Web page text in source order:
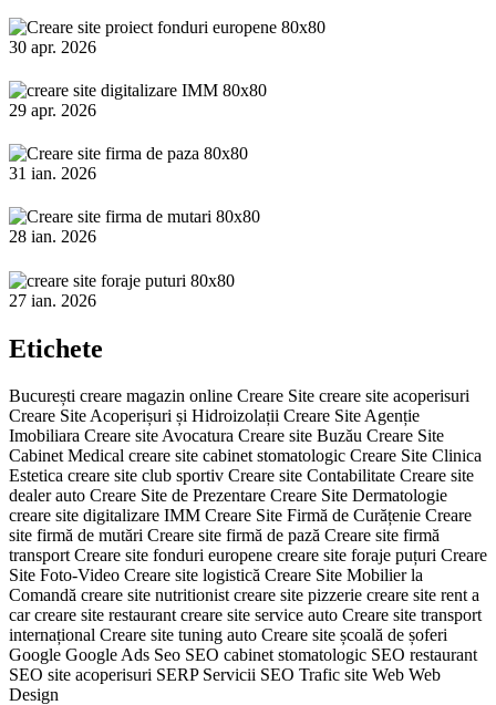
30 apr. 2026
29 apr. 2026
31 ian. 2026
28 ian. 2026
27 ian. 2026
Etichete
București creare magazin online Creare Site creare site acoperisuri
Creare Site Acoperișuri și Hidroizolații Creare Site Agenție
Imobiliara Creare site Avocatura Creare site Buzău Creare Site
Cabinet Medical creare site cabinet stomatologic Creare Site Clinica
Estetica creare site club sportiv Creare site Contabilitate Creare site
dealer auto Creare Site de Prezentare Creare Site Dermatologie
creare site digitalizare IMM Creare Site Firmă de Curățenie Creare
site firmă de mutări Creare site firmă de pază Creare site firmă
transport Creare site fonduri europene creare site foraje puțuri Creare
Site Foto-Video Creare site logistică Creare Site Mobilier la
Comandă creare site nutritionist creare site pizzerie creare site rent a
car creare site restaurant creare site service auto Creare site transport
internațional Creare site tuning auto Creare site școală de șoferi
Google Google Ads Seo SEO cabinet stomatologic SEO restaurant
SEO site acoperisuri SERP Servicii SEO Trafic site Web Web
Design